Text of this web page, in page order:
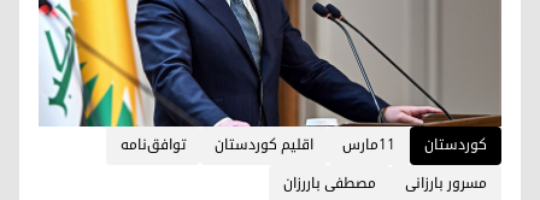
کوردستان ١١مارس اقلیم کوردستان
توافق‌نامه
مسرور بارزانی
مصطفی باررزان